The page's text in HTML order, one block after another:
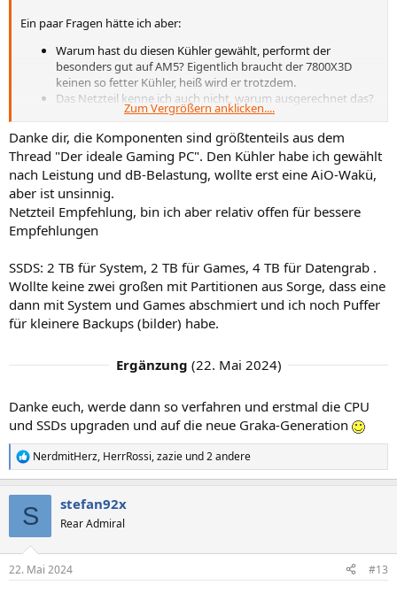
Ein paar Fragen hätte ich aber:
Warum hast du diesen Kühler gewählt, performt der
besonders gut auf AM5? Eigentlich braucht der 7800X3D
keinen so fetter Kühler, heiß wird er trotzdem.
Das Netzteil kenne ich auch nicht, warum ausgerechnet das?
Die Konkurrenz ist ja groß in dem Bereich, das gibt es dann
auch schon welche mit Platinzertifikat von Cybenetics.
Die SSD-Aufteilung verstehe ich auch nicht so ganz, warum 1,
2 und 4 TB?
Zum Vergrößern anklicken....
Danke dir, die Komponenten sind größtenteils aus dem
Thread "Der ideale Gaming PC". Den Kühler habe ich gewählt
nach Leistung und dB-Belastung, wollte erst eine AiO-Wakü,
aber ist unsinnig.
Netzteil Empfehlung, bin ich aber relativ offen für bessere
Empfehlungen
SSDS: 2 TB für System, 2 TB für Games, 4 TB für Datengrab .
Wollte keine zwei großen mit Partitionen aus Sorge, dass eine
dann mit System und Games abschmiert und ich noch Puffer
für kleinere Backups (bilder) habe.
Ergänzung (22. Mai 2024)
Danke euch, werde dann so verfahren und erstmal die CPU
und SSDs upgraden und auf die neue Graka-Generation
R
e
e
NerdmitHerz, HerrRossi,zazie und 2 andere
S stefan92x
Rear Admiral
22. Mai 2024 #13